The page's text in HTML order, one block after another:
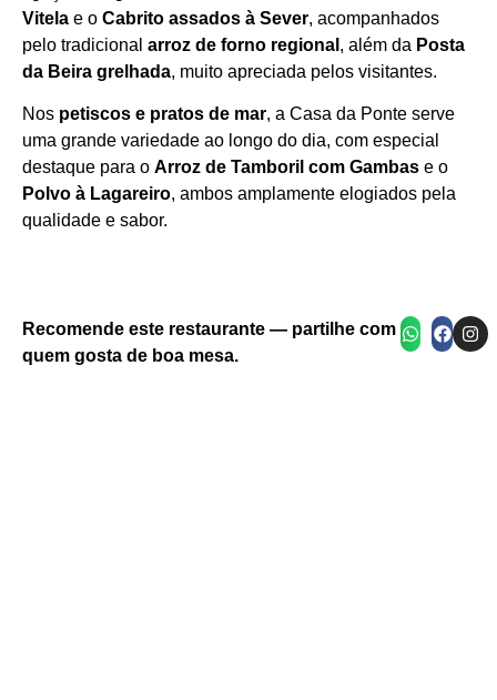
Vitela e o Cabrito assados à Sever, acompanhados
pelo tradicional arroz de forno regional , além da Posta
da Beira grelhada, muito apreciada pelos visitantes.
Nos petiscos e pratos de mar, a Casa da Ponte serve
uma grande variedade ao longo do dia, com especial
destaque para o Arroz de Tamboril com Gambas e o
Polvo à Lagareiro, ambos amplamente elogiados pela
qualidade e sabor.
Pavlovas com Natas, Morangos e Calda
Carne Fatiada sobre Arroz em Travessa de Barro
Recomende este restaurante — partilhe com
quem gosta de boa mesa.